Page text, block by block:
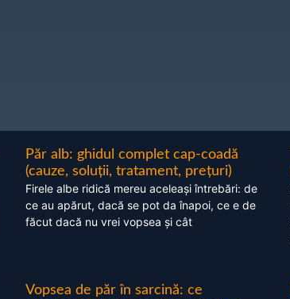
Păr alb: ghidul complet cap-coadă
(cauze, soluții, tratament, prețuri)
Firele albe ridică mereu aceleași întrebări: de
ce au apărut, dacă se pot da înapoi, ce e de
făcut dacă nu vrei vopsea și cât
Vopsea de păr în sarcină: ce